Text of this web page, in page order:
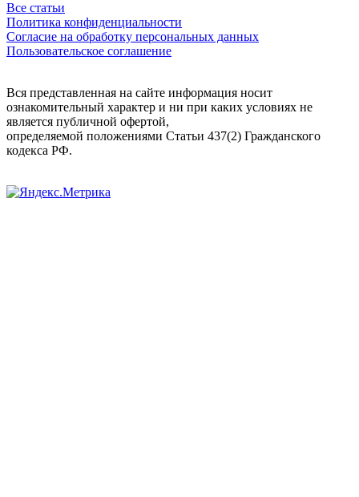
Все статьи
Политика конфиденциальности
Согласие на обработку персональных данных
Пользовательское соглашение
Вся представленная на сайте информация носит
ознакомительный характер и ни при каких условиях не
является публичной офертой,
определяемой положениями Статьи 437(2) Гражданского
кодекса РФ.